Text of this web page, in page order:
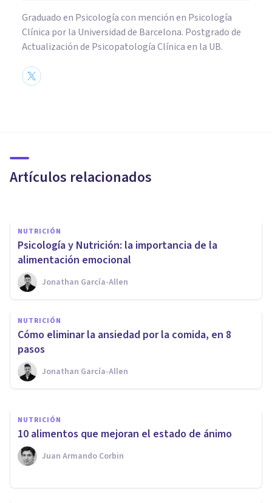
Graduado en Psicología con mención en Psicología
Clínica por la Universidad de Barcelona. Postgrado de
Actualización de Psicopatología Clínica en la UB.
Artículos relacionados
a la hora de perder peso
NUTRICIÓN
Psicología y Nutrición: la importancia de la
alimentación emocional
Jonathan García-Allen
NUTRICIÓN
Cómo eliminar la ansiedad por la comida, en 8
pasos
Jonathan García-Allen
​Psicología de la alimentación:
definición y aplicaciones
Juan Armando Corbin
NUTRICIÓN
​10 alimentos que mejoran el estado de ánimo
Juan Armando Corbin